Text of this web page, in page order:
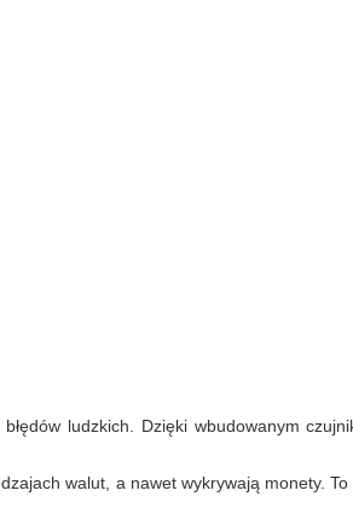
ludzkich. Dzięki wbudowanym
walut, a nawet wykrywają monety.